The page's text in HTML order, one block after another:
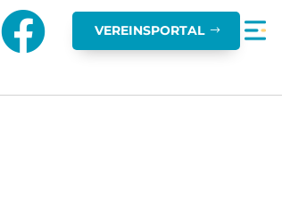
 VEREINSPORTAL